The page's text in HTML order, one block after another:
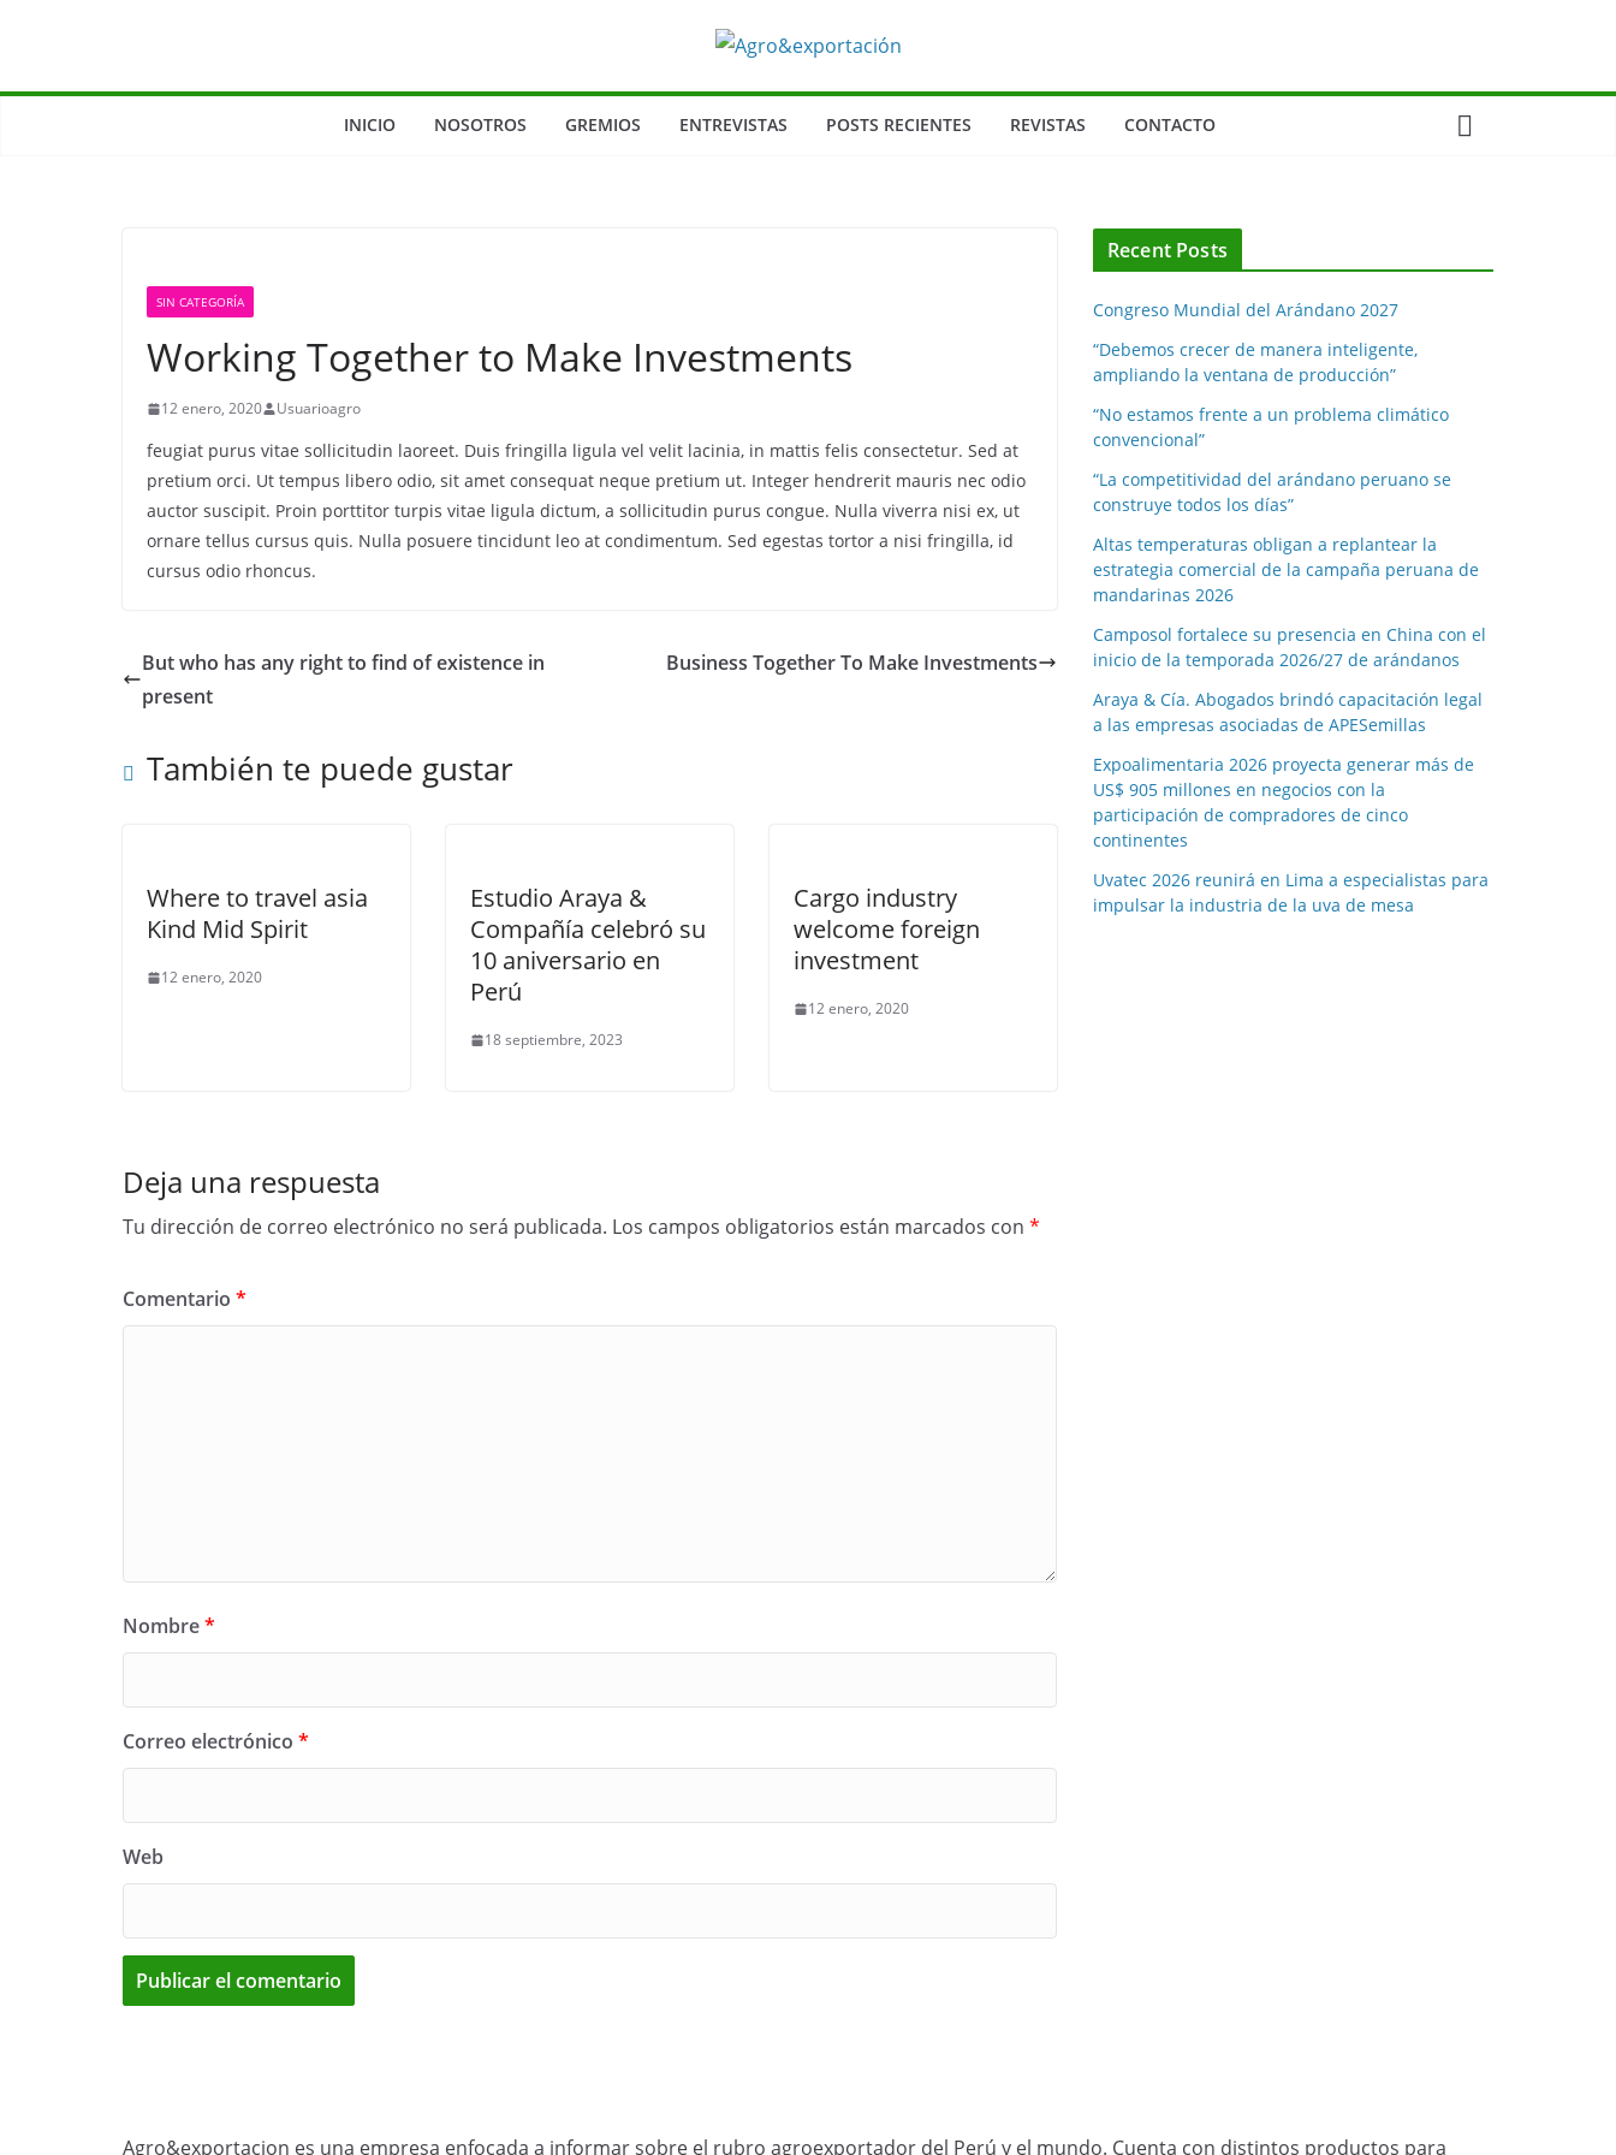
INICIO NOSOTROS GREMIOS ENTREVISTAS POSTS RECIENTES REVISTAS CONTACTO
SIN CATEGORÍA
Working Together to Make Investments
12 enero, 2020 Usuarioagro
feugiat purus vitae sollicitudin laoreet. Duis fringilla ligula vel velit lacinia, in mattis felis consectetur. Sed at
pretium orci. Ut tempus libero odio, sit amet consequat neque pretium ut. Integer hendrerit mauris nec odio
auctor suscipit. Proin porttitor turpis vitae ligula dictum, a sollicitudin purus congue. Nulla viverra nisi ex, ut
ornare tellus cursus quis. Nulla posuere tincidunt leo at condimentum. Sed egestas tortor a nisi fringilla, id
cursus odio rhoncus.
But who has any right to find of existence in
present
Business Together To Make Investments
También te puede gustar
Where to travel asia
Kind Mid Spirit
12 enero, 2020
Estudio Araya &
Compañía celebró su
10 aniversario en
Perú
18 septiembre, 2023
Cargo industry
welcome foreign
investment
12 enero, 2020
Deja una respuesta
Tu dirección de correo electrónico no será publicada. Los campos obligatorios están marcados con *
Comentario *
Nombre*
Correo electrónico *
Web
Recent Posts
Congreso Mundial del Arándano 2027
“Debemos crecer de manera inteligente,
ampliando la ventana de producción”
“No estamos frente a un problema climático
convencional”
“La competitividad del arándano peruano se
construye todos los días”
Altas temperaturas obligan a replantear la
estrategia comercial de la campaña peruana de
mandarinas 2026
Camposol fortalece su presencia en China con el
inicio de la temporada 2026/27 de arándanos
Araya & Cía. Abogados brindó capacitación legal
a las empresas asociadas de APESemillas
Expoalimentaria 2026 proyecta generar más de
US$ 905 millones en negocios con la
participación de compradores de cinco
continentes
Uvatec 2026 reunirá en Lima a especialistas para
impulsar la industria de la uva de mesa
Agro&exportacion es una empresa enfocada a informar sobre el rubro agroexportador del Perú y el mundo. Cuenta con distintos productos para